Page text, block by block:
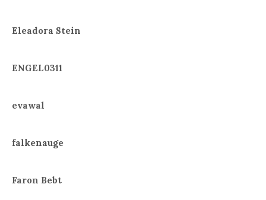
Eleadora Stein
ENGEL0311
evawal
falkenauge
Faron Bebt